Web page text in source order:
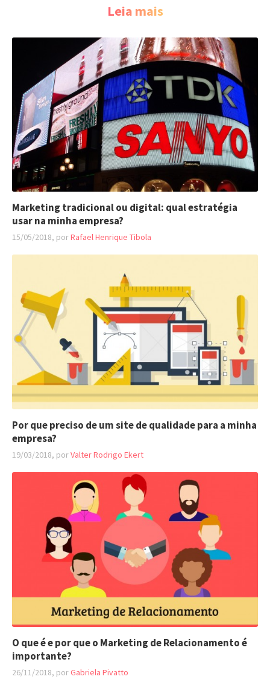
Leia mais
Marketing tradicional ou digital: qual estratégia
usar na minha empresa?
15/05/2018, porRafael Henrique Tibola
Por que preciso de um site de qualidade para a minha
empresa?
19/03/2018, porValter Rodrigo Ekert
O que é e por que o Marketing de Relacionamento é
importante?
26/11/2018, porGabriela Pivatto